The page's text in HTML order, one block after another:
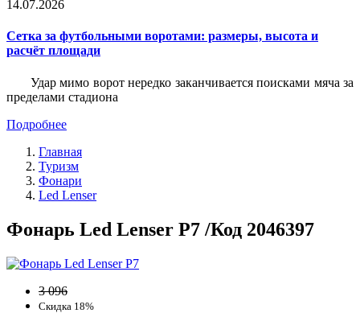
14.07.2026
Сетка за футбольными воротами: размеры, высота и
расчёт площади
Удар мимо ворот нередко заканчивается поисками мяча за
пределами стадиона
Подробнее
Главная
Туризм
Фонари
Led Lenser
Фонарь Led Lenser P7 /Код 2046397
3 096
Скидка 18%